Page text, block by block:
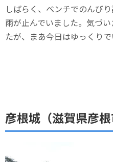
しばらく、ベンチでのんび
雨が止んでいました。気づ
たが、まあ今日はゆっくり
彦根城（滋賀県彦根